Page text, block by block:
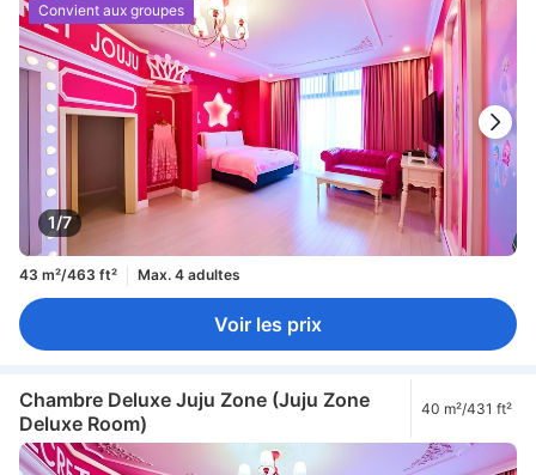
1/7
Convient aux groupes
43 m²/463 ft² Max. 4 adultes
Voir les prix
Chambre Deluxe Juju Zone (Juju Zone
Deluxe Room)
40 m²/431 ft²